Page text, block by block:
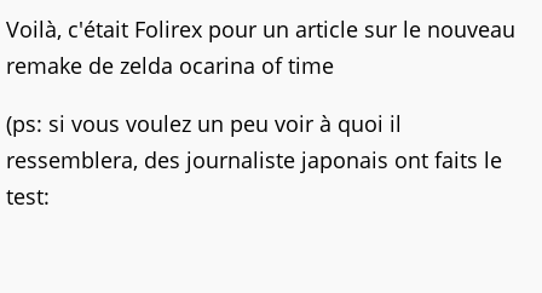
Voilà, c'était Folirex pour un article sur le nouveau
remake de zelda ocarina of time
(ps: si vous voulez un peu voir à quoi il
ressemblera, des journaliste japonais ont faits le
test: